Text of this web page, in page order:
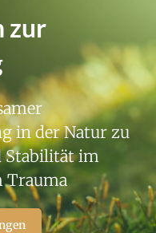
zur
in der Natur zu
Stabilität im
Trauma